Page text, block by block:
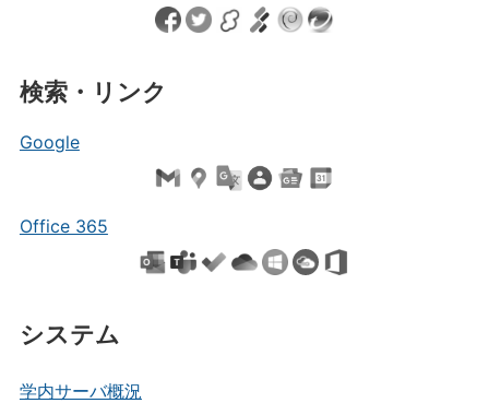
検索・リンク
Google
Office 365
システム
学内サーバ概況